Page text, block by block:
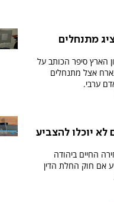
מתנחלים
הארץ סיפר הכותב על
אצל מתנחלים
ערבי.
לא יוכלו להצביע
החיים ביהודה
אם חוק החלת הדין